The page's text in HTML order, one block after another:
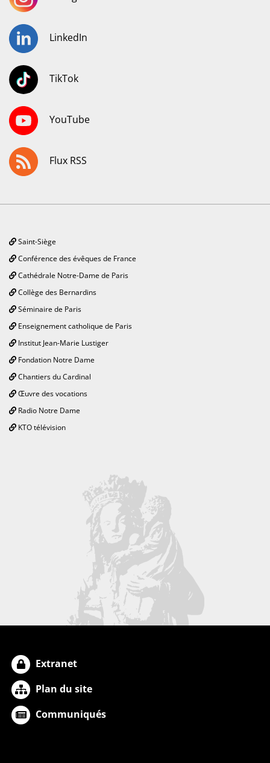
LinkedIn
TikTok
YouTube
Flux RSS
Saint-Siège
Conférence des évêques de France
Cathédrale Notre-Dame de Paris
Collège des Bernardins
Séminaire de Paris
Enseignement catholique de Paris
Institut Jean-Marie Lustiger
Fondation Notre Dame
Chantiers du Cardinal
Œuvre des vocations
Radio Notre Dame
KTO télévision
Extranet
Plan du site
Communiqués